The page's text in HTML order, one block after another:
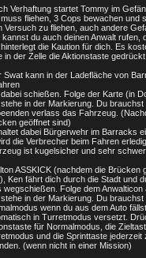
Verhaftung startet Tommy im
fliehen, 3 Cops bewachen und
Versuch zu fliehen, auch andere
kannst du auch deinen Anwalt rufen,
die Kaution für dich. Es
in der Zelle die Aktionstaste gedrückt
Swat kann in der Ladefläche von
schießen. Folge der Karte (in
in der Markierung. Du brauchst
verlass das Fahrzeug.
geöffnet sind)
dabei Bürgerwehr im Barracks
die Verbrecher beim Fahren
ist kugelsicher und sehr schwer
ASSKICK (nachdem die Brücken
Ken fährt dich durch die Stadt und
wegschießen. Folge dem Anwalticon
in der Markierung. Du brauchst
wenn du aus dem Auto
in Turretmodus versetzt.
für Normalmodus, die
und die Sprinttaste jederzeit
(wenn nicht in einer Mission)